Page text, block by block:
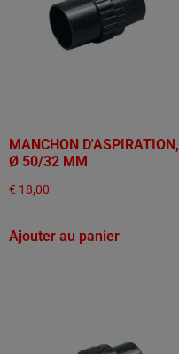
MANCHON D'ASPIRATION,
Ø 50/32 MM
€ 18,00
Ajouter au panier